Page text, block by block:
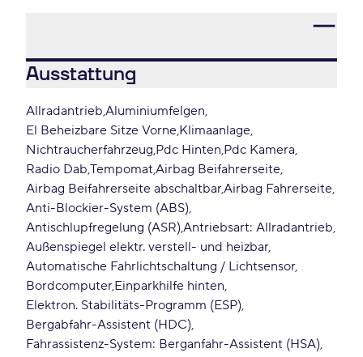
Ausstattung
Allradantrieb Aluminiumfelgen
El Beheizbare Sitze Vorne Klimaanlage
Nichtraucherfahrzeug Pdc Hinten Pdc Kamera
Radio Dab TempomatAirbag Beifahrerseite
Airbag Beifahrerseite abschaltbarAirbag Fahrerseite
Anti-Blockier-System (ABS)
Antischlupfregelung (ASR)Antriebsart: Allradantrieb
Außenspiegel elektr. verstell- und heizbar
Automatische Fahrlichtschaltung / Lichtsensor
Bordcomputer Einparkhilfe hinten
Elektron. Stabilitäts-Programm (ESP)
Bergabfahr-Assistent (HDC)
Fahrassistenz-System: Berganfahr-Assistent (HSA)